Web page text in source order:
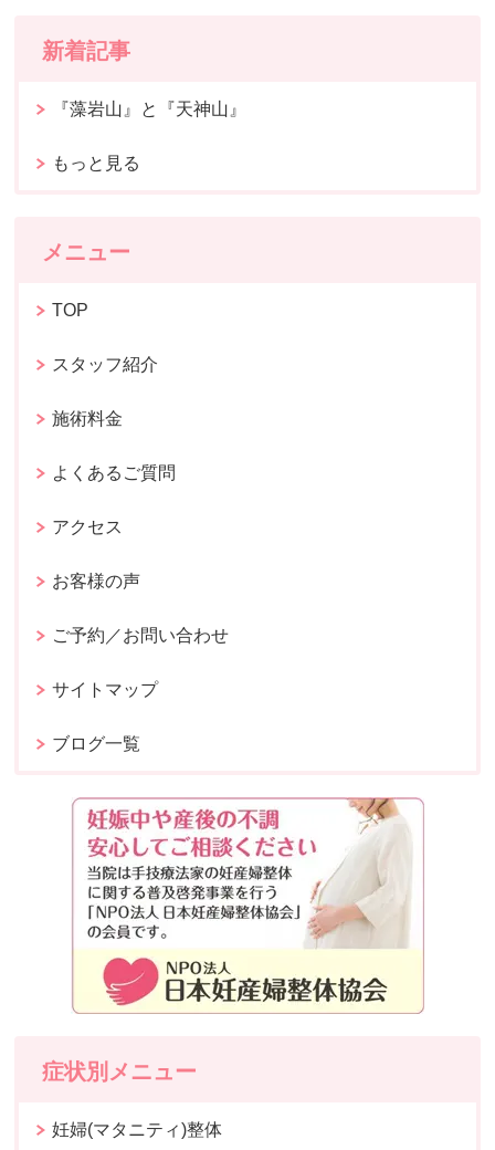
新着記事
『藻岩山』と『天神山』
もっと見る
メニュー
TOP
スタッフ紹介
施術料金
よくあるご質問
アクセス
お客様の声
ご予約／お問い合わせ
サイトマップ
ブログ一覧
症状別メニュー
妊婦(マタニティ)整体